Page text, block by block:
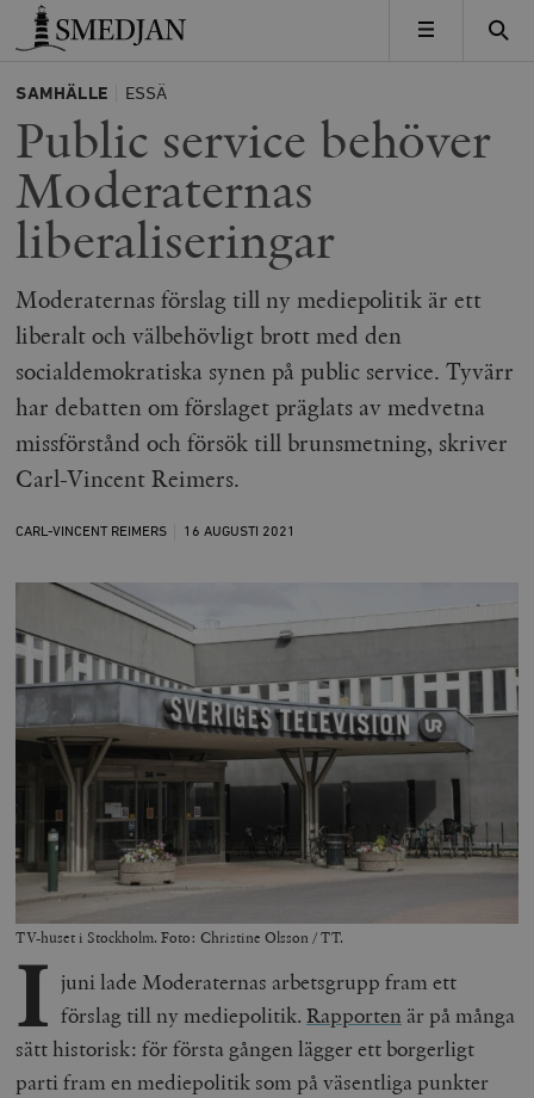
Timbro
MENY
SAMHÄLLE ESSÄ
Public service behöver
Moderaternas
liberaliseringar
Moderaternas förslag till ny mediepolitik är ett
liberalt och välbehövligt brott med den
socialdemokratiska synen på public service. Tyvärr
har debatten om förslaget präglats av medvetna
missförstånd och försök till brunsmetning, skriver
Carl-Vincent Reimers.
CARL-VINCENT REIMERS 16 AUGUSTI 2021
TV-huset i Stockholm. Foto: Christine Olsson / TT.
I juni lade Moderaternas arbetsgrupp fram ett
förslag till ny mediepolitik. Rapportenär på många
sätt historisk: för första gången lägger ett borgerligt
parti fram en mediepolitik som på väsentliga punkter